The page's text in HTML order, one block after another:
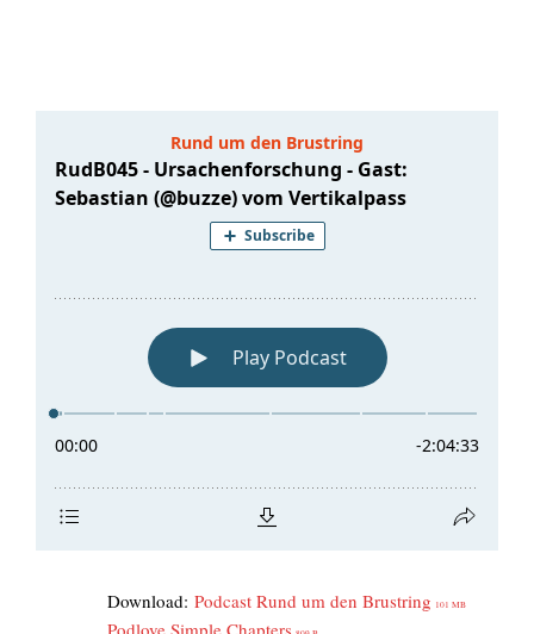
Down­load: Pod­cast Rund um den Brust­ring 101 MB